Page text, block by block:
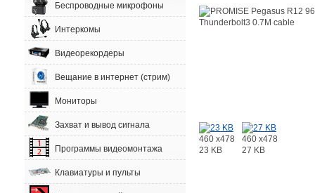
Беспроводные микрофоны
Интеркомы
Видеорекордеры
Вещание в интернет (стрим)
Мониторы
Захват и вывод сигнала
Программы видеомонтажа
Клавиатуры и пульты
460 x478
23 KB
460 x478
27 KB